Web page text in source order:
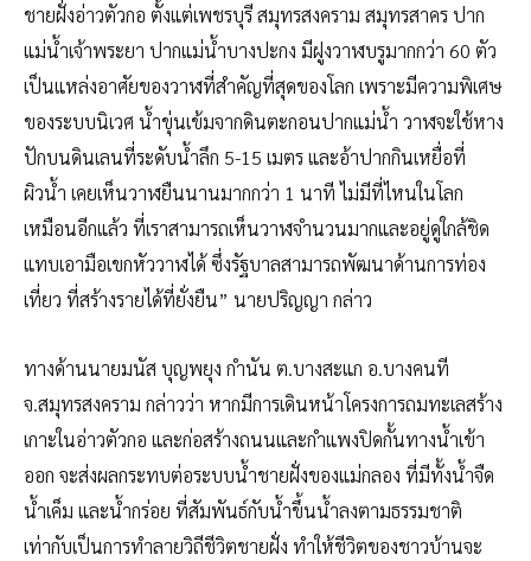
ชายฝั่งอ่าวตัวกอ ตั้งแต่เพชรบุรี สมุทรสงคราม สมุทรสาคร ปาก
แม่น้ำเจ้าพระยา ปากแม่น้ำบางปะกง มีฝูงวาฬบรูมากกว่า 60 ตัว
เป็นแหล่งอาศัยของวาฬที่สำคัญที่สุดของโลก เพราะมีความพิเศษ
ของระบบนิเวศ น้ำขุ่นเข้มจากดินตะกอนปากแม่น้ำ วาฬจะใช้หาง
ปักบนดินเลนที่ระดับน้ำลึก 5-15 เมตร และอ้าปากกินเหยื่อที่
ผิวน้ำ เคยเห็นวาฬยืนนานมากกว่า 1 นาที ไม่มีที่ไหนในโลก
เหมือนอีกแล้ว ที่เราสามารถเห็นวาฬจำนวนมากและอยู่ดูใกล้ชิด
แทบเอามือเขกหัววาฬได้ ซึ่งรัฐบาลสามารถพัฒนาด้านการท่อง
เที่ยว ที่สร้างรายได้ที่ยั่งยืน” นายปริญญา กล่าว
ทางด้านนายมนัส บุญพยุง กำนัน ต.บางสะแก อ.บางคนที
จ.สมุทรสงคราม กล่าวว่า หากมีการเดินหน้าโครงการถมทะเลสร้าง
เกาะในอ่าวตัวกอ และก่อสร้างถนนและกำแพงปิดกั้นทางน้ำเข้า
ออก จะส่งผลกระทบต่อระบบน้ำชายฝั่งของแม่กลอง ที่มีทั้งน้ำจืด
น้ำเค็ม และน้ำกร่อย ที่สัมพันธ์กับน้ำขึ้นน้ำลงตามธรรมชาติ
เท่ากับเป็นการทำลายวิถีชีวิตชายฝั่ง ทำให้ชีวิตของชาวบ้านจะ